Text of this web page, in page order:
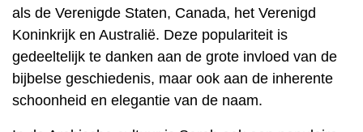
als de Verenigde Staten, Canada, het Verenigd
Koninkrijk en Australië. Deze populariteit is
gedeeltelijk te danken aan de grote invloed van de
bijbelse geschiedenis, maar ook aan de inherente
schoonheid en elegantie van de naam.